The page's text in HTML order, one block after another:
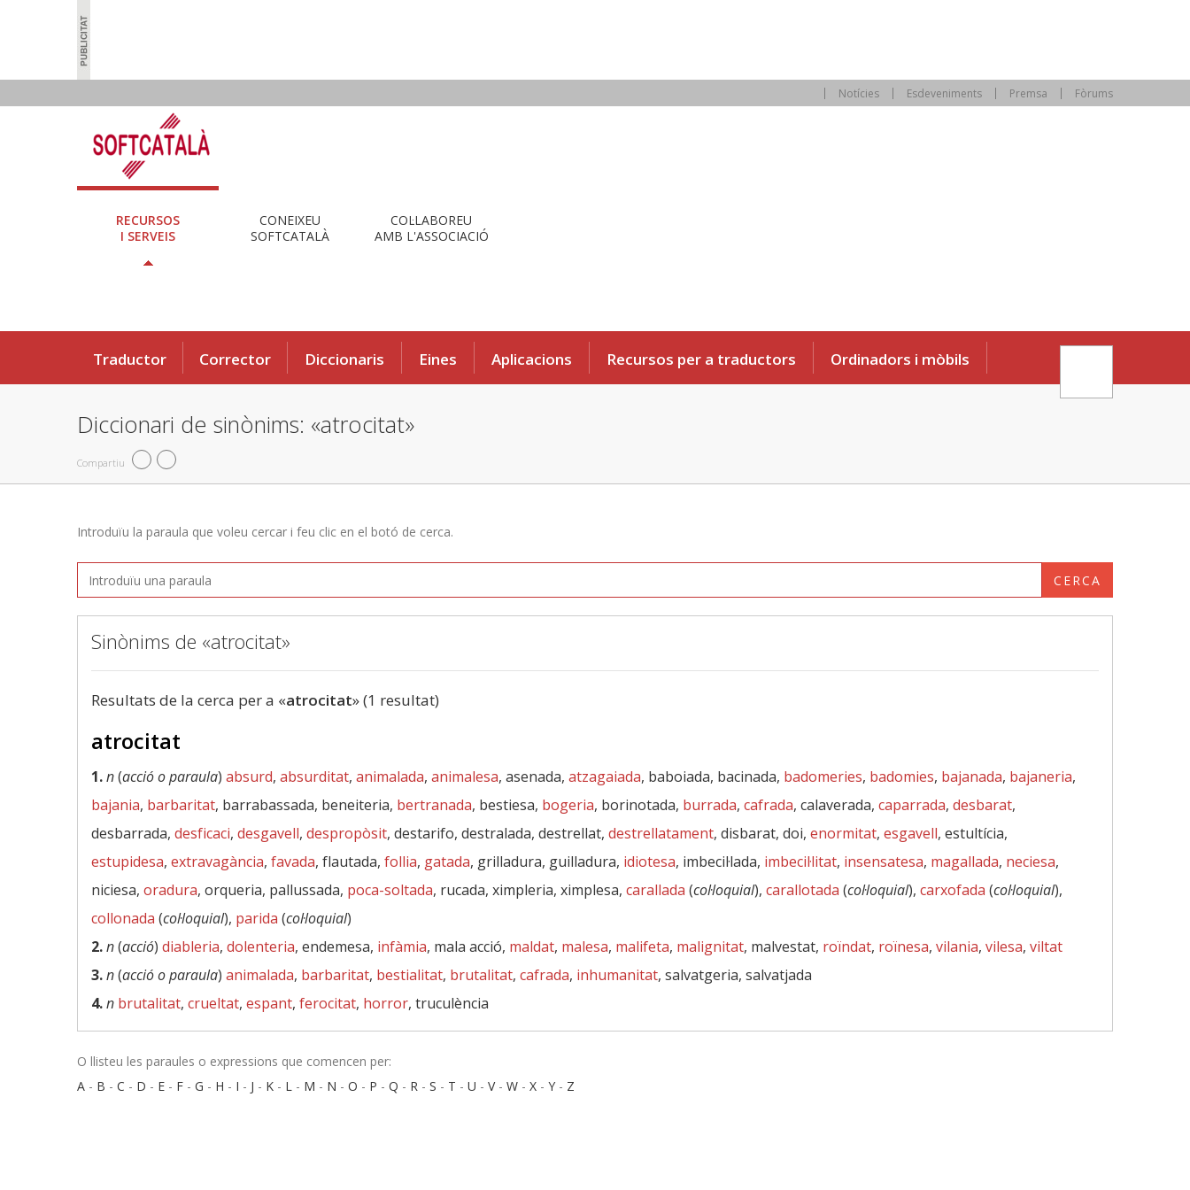
Notícies Esdeveniments Premsa Fòrums
RECURSOS
I SERVEIS
CONEIXEU
SOFTCATALÀ
COL·LABOREU
AMB L'ASSOCIACIÓ
Traductor Corrector Diccionaris Eines Aplicacions Recursos per a traductors Ordinadors i mòbils
Diccionari de sinònims: «atrocitat»
Compartiu
Introduïu la paraula que voleu cercar i feu clic en el botó de cerca.
CERCA
Sinònims de «atrocitat»
Resultats de la cerca per a «atrocitat» (1 resultat)
atrocitat
1.n(acció o paraula) absurd, absurditat, animalada, animalesa, asenada, atzagaiada, baboiada, bacinada, badomeries, badomies, bajanada, bajaneria,
bajania, barbaritat, barrabassada, beneiteria, bertranada, bestiesa, bogeria, borinotada, burrada, cafrada, calaverada, caparrada, desbarat,
desbarrada, desficaci, desgavell, despropòsit, destarifo, destralada, destrellat, destrellatament, disbarat, doi, enormitat, esgavell, estultícia,
estupidesa, extravagància, favada, flautada, follia, gatada, grilladura, guilladura, idiotesa, imbecil·lada, imbecil·litat, insensatesa, magallada, neciesa,
niciesa, oradura, orqueria, pallussada, poca-soltada, rucada, ximpleria, ximplesa, carallada (col·loquial), carallotada (col·loquial), carxofada (col·loquial),
collonada (col·loquial), parida (col·loquial)
2.n(acció) diableria, dolenteria, endemesa, infàmia, mala acció, maldat, malesa, malifeta, malignitat, malvestat, roïndat, roïnesa, vilania, vilesa, viltat
3.n(acció o paraula) animalada, barbaritat, bestialitat, brutalitat, cafrada, inhumanitat, salvatgeria, salvatjada
4.n brutalitat, crueltat, espant, ferocitat, horror, truculència
O llisteu les paraules o expressions que comencen per:
A - B - C - D - E - F - G - H - I - J - K - L - M - N - O - P - Q - R - S - T - U - V- W - X - Y - Z